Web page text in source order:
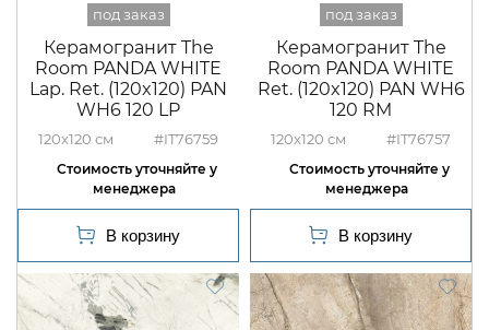
Керамогранит The
Room PANDA WHITE
Lap. Ret. (120x120) PAN
WH6 120 LP
120x120 #IT76759
Керамогранит The
Room PANDA WHITE
Ret. (120x120) PAN WH6
120 RM
120x120 #IT76757